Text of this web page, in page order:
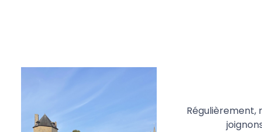
Régulièrement,